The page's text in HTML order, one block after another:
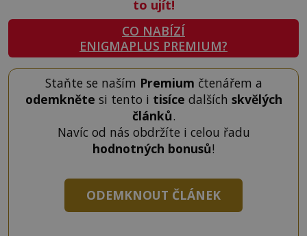
to ujít!
CO NABÍZÍ
ENIGMAPLUS PREMIUM?
Staňte se naším Premium čtenářem a
odemkněte si tento i tisíce dalších skvělých
článků.
Navíc od nás obdržíte i celou řadu
hodnotných bonusů!
ODEMKNOUT ČLÁNEK